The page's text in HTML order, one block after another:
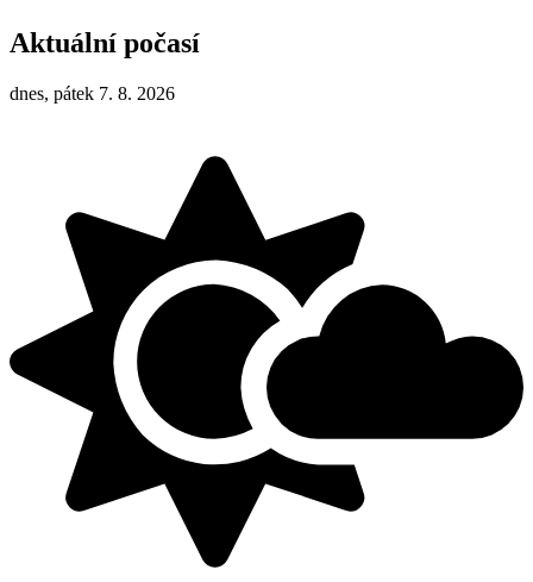
Aktuální počasí
dnes, pátek 7. 8. 2026